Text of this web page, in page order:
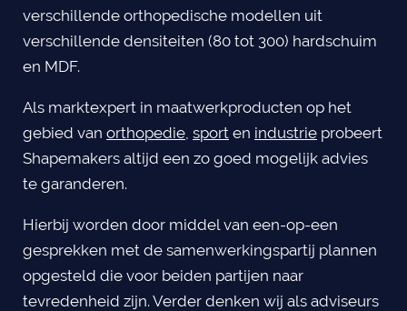
verschillende orthopedische modellen uit
verschillende densiteiten (80 tot 300) hardschuim
en MDF.
Als marktexpert in maatwerkproducten op het
gebied van orthopedie sport en industrie probeert
Shapemakers altijd een zo goed mogelijk advies
te garanderen.
Hierbij worden door middel van een-op-een
gesprekken met de samenwerkingspartij plannen
opgesteld die voor beiden partijen naar
tevredenheid zijn. Verder denken wij als adviseurs